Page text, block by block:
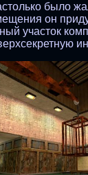
было
он
участок